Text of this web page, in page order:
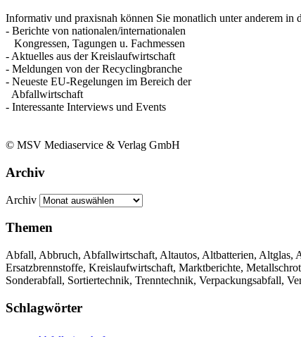
Informativ und praxisnah können Sie monatlich unter anderem in
- Berichte von nationalen/internationalen
Kongressen, Tagungen u. Fachmessen
- Aktuelles aus der Kreislaufwirtschaft
- Meldungen von der Recyclingbranche
- Neueste EU-Regelungen im Bereich der
Abfallwirtschaft
- Interessante Interviews und Events
© MSV Mediaservice & Verlag GmbH
Archiv
Archiv
Themen
Abfall, Abbruch, Abfallwirtschaft, Altautos, Altbatterien,
Ersatzbrennstoffe, Kreislaufwirtschaft, Marktberichte,
Sonderabfall, Sortiertechnik, Trenntechnik, Verpackungsabfall,
Schlagwörter